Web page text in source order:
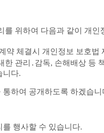
위하여 다음과 같이 개인
약 체결시 개인정보 보호법
관리․감독, 손해배상 등
니다.
하여 공개하도록 하겠습니
행사할 수 있습니다.